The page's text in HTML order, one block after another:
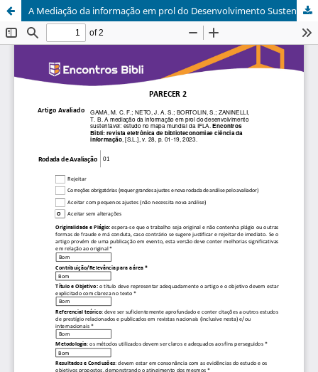
A Mediação da informação em prol do Desenvolvimento Sustentável: estudo no mapa mundial da IFLA